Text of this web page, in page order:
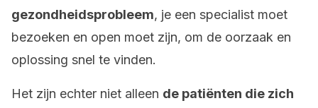
gezondheidsprobleem, je een specialist moet
bezoeken en open moet zijn, om de oorzaak en
oplossing snel te vinden.
Het zijn echter niet alleen de patiënten die zich